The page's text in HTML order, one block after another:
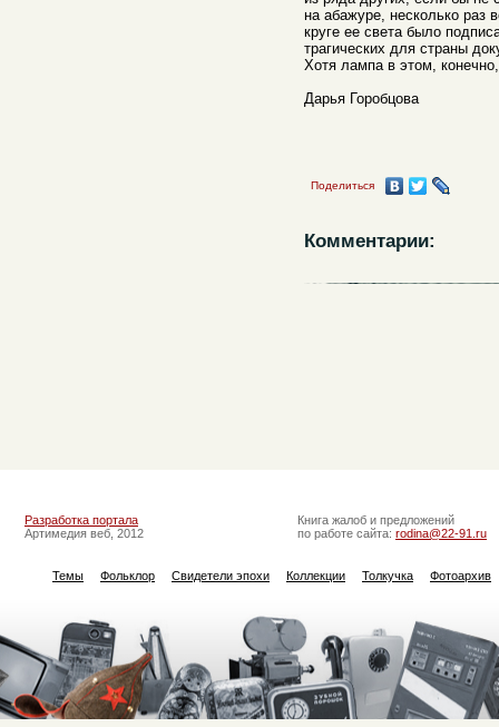
на абажуре, несколько раз
круге ее света было
трагических для страны
Хотя лампа в этом,
Дарья Горобцова
Поделиться
Комментарии:
Разработка портала
Артимедия веб, 2012
Книга жалоб и предложений
по работе сайта: rodina@22-91.ru
Темы Фольклор Свидетели эпохи Коллекции Толкучка Фотоархив